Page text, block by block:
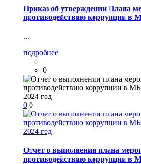
Приказ об утверждении Плана
противодействию коррупции в
...
подробнее
0
0 0
Отчет о выполнении плана
противодействию коррупции в